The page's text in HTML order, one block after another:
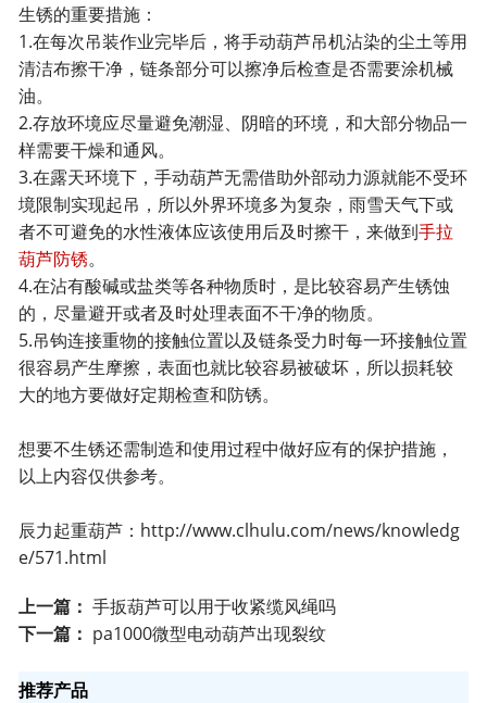
生锈的重要措施：
1.在每次吊装作业完毕后，将手动葫芦吊机沾染的尘土等用
清洁布擦干净，链条部分可以擦净后检查是否需要涂机械
油。
2.存放环境应尽量避免潮湿、阴暗的环境，和大部分物品一
样需要干燥和通风。
3.在露天环境下，手动葫芦无需借助外部动力源就能不受环
境限制实现起吊，所以外界环境多为复杂，雨雪天气下或
者不可避免的水性液体应该使用后及时擦干，来做到手拉
葫芦防锈。
4.在沾有酸碱或盐类等各种物质时，是比较容易产生锈蚀
的，尽量避开或者及时处理表面不干净的物质。
5.吊钩连接重物的接触位置以及链条受力时每一环接触位置
很容易产生摩擦，表面也就比较容易被破坏，所以损耗较
大的地方要做好定期检查和防锈。
想要不生锈还需制造和使用过程中做好应有的保护措施，
以上内容仅供参考。
辰力起重葫芦： http://www.clhulu.com/news/knowledg
e/571.html
上一篇： 手扳葫芦可以用于收紧缆风绳吗
下一篇： pa1000微型电动葫芦出现裂纹
推荐产品